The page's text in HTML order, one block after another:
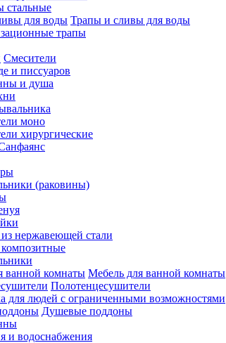
стальные
Трапы и сливы для воды
трапы
Смесители
и писсуаров
и душа
моно
хирургические
(раковины)
нержавеющей стали
Мебель для ванной комнаты
Полотенцесушители
Душевые поддоны
и водоснабжения